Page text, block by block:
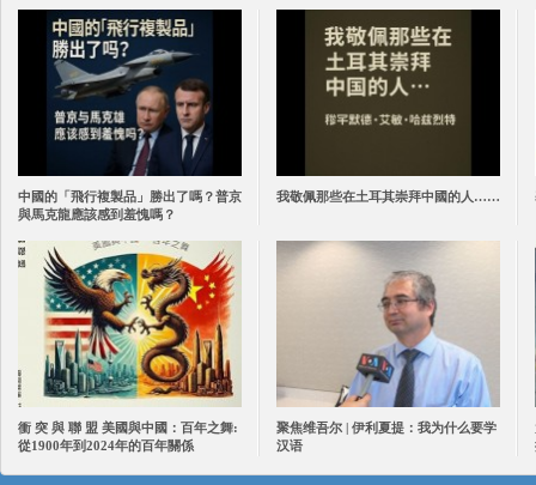
中國的「飛行複製品」勝出了嗎？普京
與馬克龍應該感到羞愧嗎？
我敬佩那些在土耳其崇拜中國的人……
衝 突 與 聯 盟 美國與中國：百年之舞:
從1900年到2024年的百年關係
聚焦维吾尔 | 伊利夏提：我为什么要学
汉语